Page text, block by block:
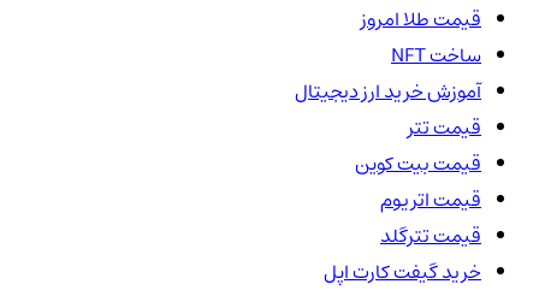
قیمت طلا امروز
ساخت NFT
آموزش خرید ارز دیجیتال
قیمت تتر
قیمت بیت کوین
قیمت اتریوم
قیمت تترگلد
خرید گیفت کارت اپل